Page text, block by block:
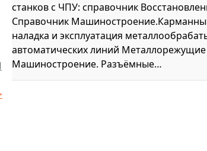
станков с ЧПУ: справочник
Справочник
наладка и эксплуатация
автоматических линий Металлорежущие
Машиностроение. Разъёмные…